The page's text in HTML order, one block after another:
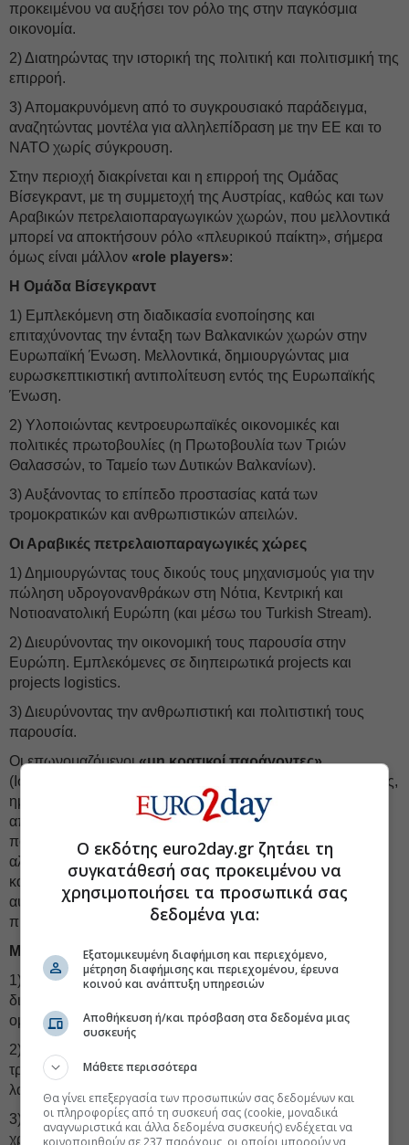
προκειμένου να αυξήσει τον ρόλο της στην παγκόσμια
οικονομία.
2) Διατηρώντας την ιστορική της πολιτική και πολιτισμική της
επιρροή.
3) Απομακρυνόμενη από το συγκρουσιακό παράδειγμα,
αναζητώντας μοντέλα για αλληλεπίδραση με την ΕΕ και το
ΝΑΤΟ χωρίς σύγκρουση.
Στην περιοχή διακρίνεται και η επιρροή της Ομάδας
Βίσεγκραντ, με τη συμμετοχή της Αυστρίας, καθώς και των
Αραβικών πετρελαιοπαραγωγικών χωρών, που μελλοντικά
μπορεί να αποκτήσουν ρόλο «πλευρικού παίκτη», σήμερα
όμως είναι μάλλον «role players»:
Η Ομάδα Βίσεγκραντ
1) Εμπλεκόμενη στη διαδικασία ενοποίησης και
επιταχύνοντας την ένταξη των Βαλκανικών χωρών στην
Ευρωπαϊκή Ένωση. Μελλοντικά, δημιουργώντας μια
ευρωσκεπτικιστική αντιπολίτευση εντός της Ευρωπαϊκής
Ένωση.
2) Υλοποιώντας κεντροευρωπαϊκές οικονομικές και
πολιτικές πρωτοβουλίες (η Πρωτοβουλία των Τριών
Θαλασσών, το Ταμείο των Δυτικών Βαλκανίων).
3) Αυξάνοντας το επίπεδο προστασίας κατά των
τρομοκρατικών και ανθρωπιστικών απειλών.
Οι Αραβικές πετρελαιοπαραγωγικές χώρες
1) Δημιουργώντας τους δικούς τους μηχανισμούς για την
πώληση υδρογονανθράκων στη Νότια, Κεντρική και
Νοτιοανατολική Ευρώπη (και μέσω του Turkish Stream).
2) Διευρύνοντας την οικονομική τους παρουσία στην
Ευρώπη. Εμπλεκόμενες σε διηπειρωτικά projects και
projects logistics.
3) Διευρύνοντας την ανθρωπιστική και πολιτιστική τους
παρουσία.
Οι επωνομαζόμενοι«μη κρατικοί παράγοντες»
(Ισλαμιστές, πρόσφυγες, οργανωμένες εγκληματικές ομάδες,
ημισυστημικές και μη συστημικές πολιτικές δυνάμεις)
απαρτίζουν μια ξεχωριστή κατηγορία, τους «μπαλαντέρ»,
που μπορούν να ενεργήσουν σε συνδυασμό μεταξύ τους
αλλά και να έχουν αλληλεπίδραση με τους παράγοντες
κάποιας εκ των τριών άλλων κατηγοριών. Η παρουσία
αυτών των «μπαλαντέρ» αυξάνει το επίπεδο της έλλειψης
προβλεψιμότητας στην περιοχή:
Μη κρατικοί παράγοντες
1) Χρησιμοποιώντας περιφερειακές διαμετακομιστικές
διαδρομές, δημιουργώντας διακρατικές εγκληματικές
ομάδες.
2) Επεκτείνοντας τη δημογραφική και υλική βάση για τα
τρομοκρατικά κινήματα· προωθώντας ριζοσπαστικές και
λαϊκιστικές ιδέες
3) Προωθώντας τα συμφέροντα εξωτερικών παραγόντων
χρησιμοποιώντας «έμμεσες μεθόδους».
Ο εκδότης euro2day.gr ζητάει τη
συγκατάθεσή σας προκειμένου να
χρησιμοποιήσει τα προσωπικά σας
δεδομένα για:
Εξατομικευμένη διαφήμιση και περιεχόμενο,
μέτρηση διαφήμισης και περιεχομένου, έρευνα
κοινού και ανάπτυξη υπηρεσιών
Αποθήκευση ή/και πρόσβαση στα δεδομένα μιας
συσκευής
Μάθετε περισσότερα
Θα γίνει επεξεργασία των προσωπικών σας δεδομένων και
οι πληροφορίες από τη συσκευή σας (cookie, μοναδικά
αναγνωριστικά και άλλα δεδομένα συσκευής) ενδέχεται να
κοινοποιηθούν σε 237 παρόχους, οι οποίοι μπορούν να